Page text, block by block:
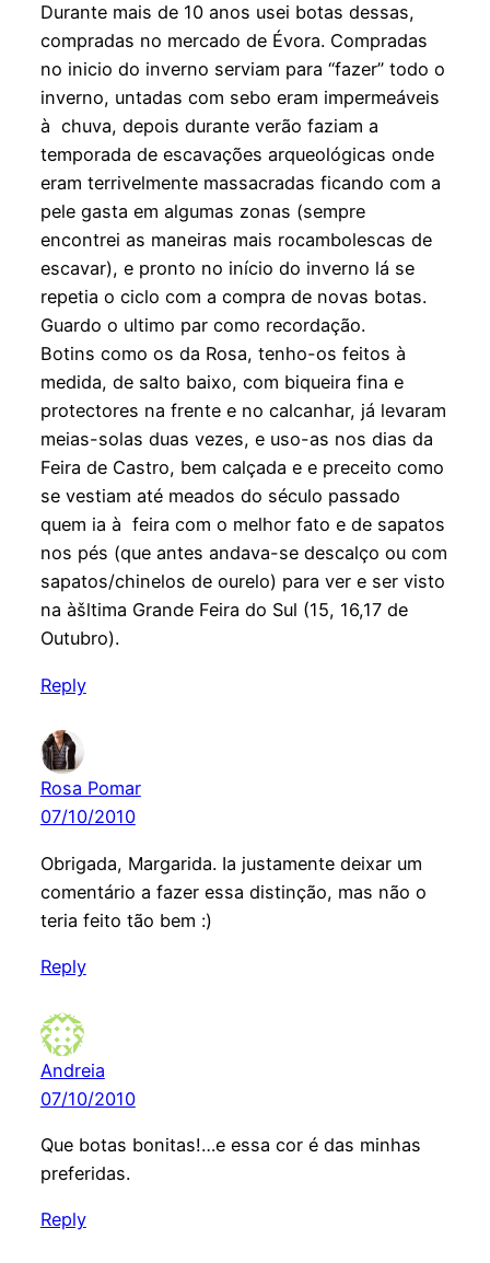
Durante mais de 10 anos usei botas dessas,
compradas no mercado de Évora. Compradas
no inicio do inverno serviam para “fazer” todo o
inverno, untadas com sebo eram impermeáveis
à chuva, depois durante verão faziam a
temporada de escavações arqueológicas onde
eram terrivelmente massacradas ficando com a
pele gasta em algumas zonas (sempre
encontrei as maneiras mais rocambolescas de
escavar), e pronto no início do inverno lá se
repetia o ciclo com a compra de novas botas.
Guardo o ultimo par como recordação.
Botins como os da Rosa, tenho-os feitos à
medida, de salto baixo, com biqueira fina e
protectores na frente e no calcanhar, já levaram
meias-solas duas vezes, e uso-as nos dias da
Feira de Castro, bem calçada e e preceito como
se vestiam até meados do século passado
quem ia à feira com o melhor fato e de sapatos
nos pés (que antes andava-se descalço ou com
sapatos/chinelos de ourelo) para ver e ser visto
na àšltima Grande Feira do Sul (15, 16,17 de
Outubro).
Reply
Rosa Pomar
07/10/2010
Obrigada, Margarida. Ia justamente deixar um
comentário a fazer essa distinção, mas não o
teria feito tão bem :)
Reply
Andreia
07/10/2010
Que botas bonitas!…e essa cor é das minhas
preferidas.
Reply